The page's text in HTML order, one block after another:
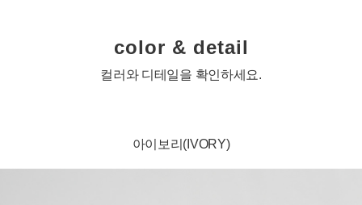
color & detail
컬러와 디테일을 확인하세요.
아이보리(IVORY)